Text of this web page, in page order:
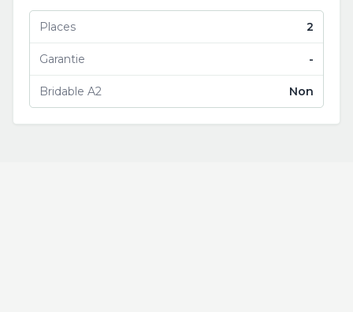
Places 2
Garantie -
Bridable A2 Non